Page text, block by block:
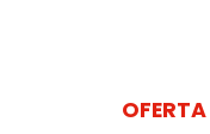
OFERTA